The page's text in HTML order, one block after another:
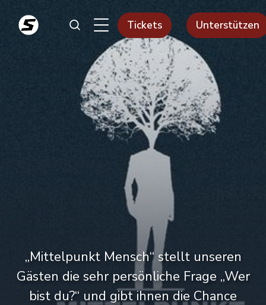
Tickets Unterstützen
„Mittelpunkt Mensch“ stellt unseren
Gästen die sehr persönliche Frage „Wer
bist du?“ und gibt ihnen die Chance